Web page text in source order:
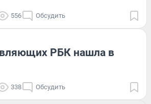
556 Обсудить
РБК нашла в
338 Обсудить